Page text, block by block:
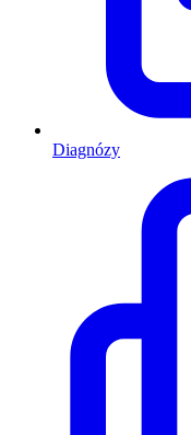
Diagnózy